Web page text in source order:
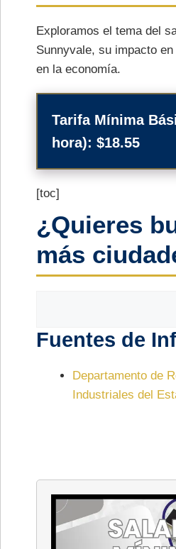
Exploramos el tema del
Sunnyvale, su impacto
en la economía.
Tarifa Mínima
hora): $18.55
[toc]
¿Quieres
más
Fuentes de
Departamento de
Industriales del